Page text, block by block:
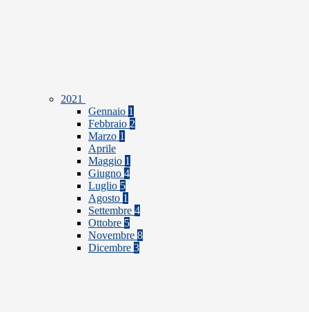
2021
Gennaio 1
Febbraio 2
Marzo 1
Aprile
Maggio 1
Giugno 4
Luglio 5
Agosto 1
Settembre 4
Ottobre 5
Novembre 8
Dicembre 3